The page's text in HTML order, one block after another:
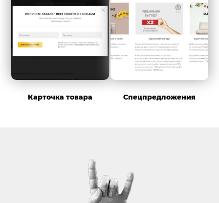
Карточка товара Спецпредложения